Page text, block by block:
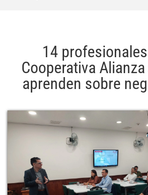
14
Cooperativa
aprenden sobre